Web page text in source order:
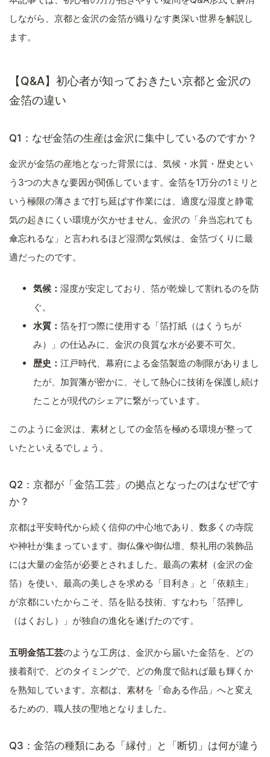
しながら、京都と金沢の金箔が織りなす奥深い世界を解説し
ます。
【Q&A】初心者が知っておきたい京都と金沢の
金箔の違い
Q1：なぜ金箔の生産は金沢に集中しているのですか？
金沢が金箔の産地となった背景には、気候・水質・歴史とい
う3つの大きな要因が関係しています。金箔を1万分の1ミリと
いう極限の薄さまで打ち延ばす作業には、適度な湿度と静電
気の起きにくい環境が欠かせません。金沢の「弁当忘れても
傘忘れるな」と言われるほど湿潤な気候は、金箔づくりに最
適だったのです。
気候： 湿度が安定しており、箔が乾燥して割れるのを防
ぐ。
水質： 箔を打つ際に使用する「箔打紙（はくうちが
み）」の仕込みに、金沢の良質な水が必要不可欠。
歴史： 江戸時代、幕府による金箔製造の制限がありまし
たが、加賀藩が密かに、そして熱心に技術を保護し続け
たことが現代のシェアに繋がっています。
このように金沢は、素材としての金箔を極める環境が整って
いたといえるでしょう。
Q2：京都が「金箔工芸」の拠点となったのはなぜです
か？
京都は平安時代から続く信仰の中心地であり、数多くの寺院
や神社が集まっています。御仏像や御仏壇、祭礼用の装飾品
には大量の金箔が必要とされました。最高の素材（金沢の金
箔）を使い、最高の美しさを求める「目利き」と「依頼主」
が京都にいたからこそ、箔を貼る技術、すなわち「箔押し
（はくおし）」が独自の進化を遂げたのです。
五明金箔工芸のような工房は、金沢から届いた金箔を、どの
接着剤で、どのタイミングで、どの角度で貼れば最も輝くか
を熟知しています。京都は、素材を「命ある作品」へと変え
るための、職人技の聖地となりました。
Q3：金箔の種類にある「縁付」と「断切」は何が違う